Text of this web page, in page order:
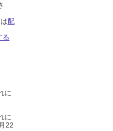
配
る
に
に
22